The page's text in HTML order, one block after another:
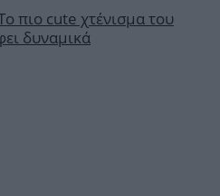
πιο cute χτένισμα του
δυναμικά